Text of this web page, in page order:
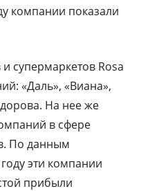
компании показали
супермаркетов Rosa
«Даль», «Виана»,
На нее же
в сфере
По данным
эти компании
прибыли